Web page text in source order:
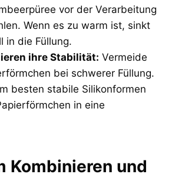
vor der Verarbeitung
Wenn es zu warm ist, sinkt
in die Füllung.
ihre Stabilität: Vermeide
bei schwerer Füllung.
besten stabile Silikonformen
in eine
Kombinieren und